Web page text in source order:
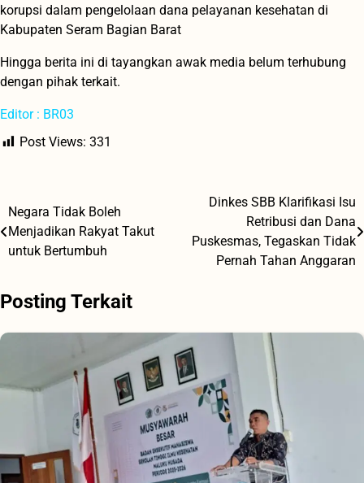
korupsi dalam pengelolaan dana pelayanan kesehatan di
Kabupaten Seram Bagian Barat
Hingga berita ini di tayangkan awak media belum terhubung
dengan pihak terkait.
Editor : BR03
Post Views: 331
Navigasi
pos
Negara Tidak Boleh
Menjadikan Rakyat Takut
untuk Bertumbuh
Dinkes SBB Klarifikasi Isu
Retribusi dan Dana
Puskesmas, Tegaskan Tidak
Pernah Tahan Anggaran
Posting Terkait